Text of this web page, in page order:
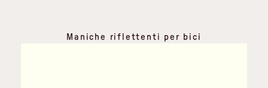
Maniche riflettenti per bici